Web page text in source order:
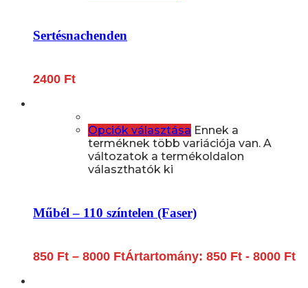
Sertésnachenden
2400 Ft
Opciók választása Ennek a
terméknek több variációja van. A
változatok a termékoldalon
választhatók ki
Műbél – 110 színtelen (Faser)
850 Ft – 8000 FtÁrtartomány: 850 Ft - 8000 Ft